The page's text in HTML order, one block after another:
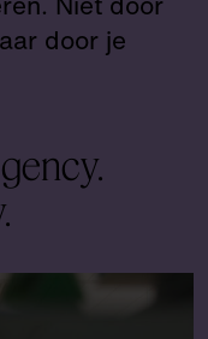
Niet door
door je